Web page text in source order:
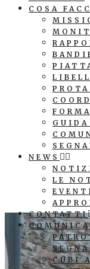
COSA
NEWS
LE
CONTATTI
CUBI